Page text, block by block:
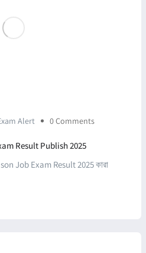
Alert 0 Comments
Result Publish 2025
Job Exam Result 2025 কারা